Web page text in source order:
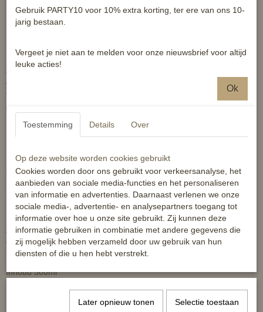
voor je paard op warme dagen
los een dopje Citronella Wash op in koud water en het product
Gebruiksaanwijzing:
Voeg één dop Citronella Wash toe aan 5 liter
water en gebruik dit om warme en bezwete paarden af te sponsen.
Verwijder overtollig water met een zweetmes en laat het paard
drogen. Naspoelen met water is niet nodig.
NAF adviseert om dit product voor het eerste gebruik op een klein
stukje huid te testen.
Bevat: Citronellal, Citronellol & Geraniol dit kan een allergische
reactie veroorzaken.
Afgesloten bewaren op een koele, droge plek. Goed afsluiten na
gebruik. Uitsluitend voor uitwendig gebruik. Uitsluitend voor gebruik
bij dieren.
Inhoud 500ml
Gebruik PARTY10 voor 10% extra korting, ter ere van ons 10-
jarig bestaan.
Vergeet je niet aan te melden voor onze nieuwsbrief voor altijd
leuke acties!
Ok
Toestemming Details Over
Op deze website worden cookies gebruikt
Cookies worden door ons gebruikt voor verkeersanalyse, het
aanbieden van sociale media-functies en het personaliseren
van informatie en advertenties. Daarnaast verlenen we onze
sociale media-, advertentie- en analysepartners toegang tot
informatie over hoe u onze site gebruikt. Zij kunnen deze
informatie gebruiken in combinatie met andere gegevens die
zij mogelijk hebben verzameld door uw gebruik van hun
diensten of die u hen hebt verstrekt.
Later opnieuw tonen Selectie toestaan